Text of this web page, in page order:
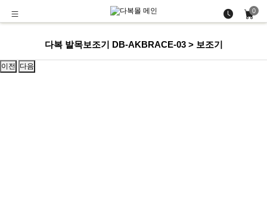
0
다복 발목보조기 DB-AKBRACE-03 > 보조기
이전 다음